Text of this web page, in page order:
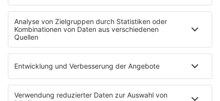
Empfang
90s90s App
Sonos
Service
FAQs